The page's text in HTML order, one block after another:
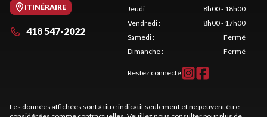
ITINÉRAIRE
418 547-2022
Jeudi:
8h00 - 18h00
Vendredi:
8h00 - 17h00
Samedi:
Fermé
Dimanche: Fermé
Restez connecté
Les données affichées sont à titre indicatif seulement et ne peuvent être